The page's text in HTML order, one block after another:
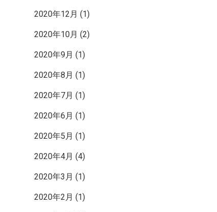
2020年12月 (1)
2020年10月 (2)
2020年9月 (1)
2020年8月 (1)
2020年7月 (1)
2020年6月 (1)
2020年5月 (1)
2020年4月 (4)
2020年3月 (1)
2020年2月 (1)